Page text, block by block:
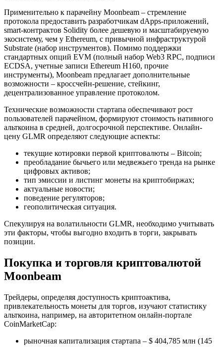
Применительно к парачейну Moonbeam – стремление
протокола предоставить разработчикам dApps-приложений,
smart-контрактов Solidity более дешевую и масштабируемую
экосистему, чем у Ethereum, с привычной инфраструктурой
Substrate (набор инструментов). Помимо поддержки
стандартных опций EVM (полный набор Web3 RPC, подписи
ECDSA, учетные записи Ethereum H160, прочие
инструменты), Moonbeam предлагает дополнительные
возможности – кроссчейн-решение, стейкинг,
децентрализованное управление протоколом.
Технические возможности стартапа обеспечивают рост
пользователей парачейном, формируют стоимость нативного
альткоина в средней, долгосрочной перспективе. Онлайн-
цену GLMR определяют следующие аспекты:
текущие котировки первой криптовалюты – Bitcoin;
преобладание бычьего или медвежьего тренда на рынке
цифровых активов;
тип эмиссии и листинг монеты на криптобиржах;
актуальные новости;
поведение регуляторов;
геополитическая ситуация.
Спекулируя на волатильности GLMR, необходимо учитывать
эти факторы, чтобы выгодно входить в торги, закрывать
позиции.
Покупка и торговля криптовалютой
Moonbeam
Трейдеры, определяя доступность криптоактива,
привлекательность монеты для торгов, изучают статистику
альткоина, например, на авторитетном онлайн-портале
CoinMarketCap:
рыночная капитализация стартапа – $ 404,785 млн (145